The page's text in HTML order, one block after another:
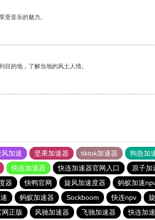
受音乐的魅力。
的地，了解当地的风土人情。
风加速 坚果加速器 tiktok加速器 狗急加
快连加速器 快连加速器官网入口 原子加
器 快鸭官网 旋风加速度器 蚂蚁加速
蚂蚁加速器 Sockboom 快连npv
网正版 风驰加速器 飞驰加速器 快连加